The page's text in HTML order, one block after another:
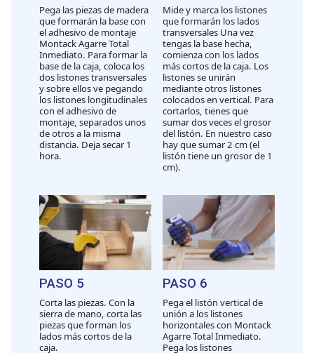
Pega las piezas de madera
que formarán la base con
el adhesivo de montaje
Montack Agarre Total
Inmediato. Para formar la
base de la caja, coloca los
dos listones transversales
y sobre ellos ve pegando
los listones longitudinales
con el adhesivo de
montaje, separados unos
de otros a la misma
distancia. Deja secar 1
hora.
Mide y marca los listones
que formarán los lados
transversales Una vez
tengas la base hecha,
comienza con los lados
más cortos de la caja. Los
listones se unirán
mediante otros listones
colocados en vertical. Para
cortarlos, tienes que
sumar dos veces el grosor
del listón. En nuestro caso
hay que sumar 2 cm (el
listón tiene un grosor de 1
cm).
PASO 5
Corta las piezas. Con la
sierra de mano, corta las
piezas que forman los
lados más cortos de la
caja.
PASO 6
Pega el listón vertical de
unión a los listones
horizontales con Montack
Agarre Total Inmediato.
Pega los listones